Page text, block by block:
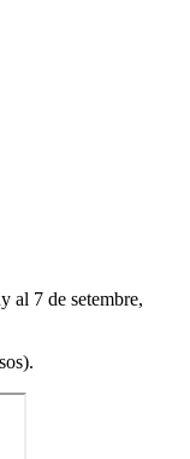
al 7 de setembre,